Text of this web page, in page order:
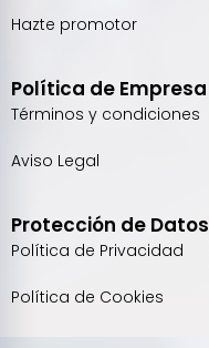
Hazte promotor
Política de Empresa
Términos y condiciones
Aviso Legal
Protección de Datos
Política de Privacidad
Política de Cookies